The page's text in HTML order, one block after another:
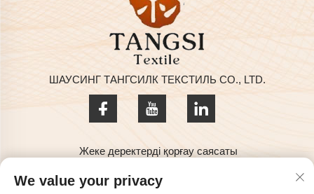
ШАУСИНГ ТАНГСИЛК ТЕКСТИЛЬ СО., LTD.
Жеке деректерді қорғау саясаты
© 2025 SHAOXING TANGSILK TEXTILE CO.,LTD Құқықтары
қорғалған
We value your privacy